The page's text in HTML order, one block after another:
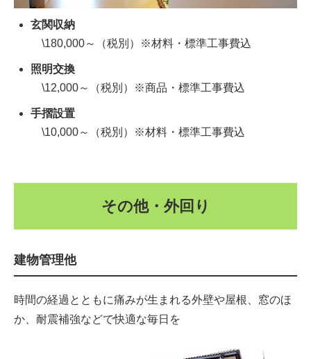
玄関収納
\180,000～（税別）※材料・標準工事費込
照明交換
\12,000～（税別）※商品・標準工事費込
手摺設置
\10,000～（税別）※材料・標準工事費込
その他・外回り
建物管理他
時間の経過とともに痛みが生まれる外壁や屋根、窓のほ
か、耐震補強などで快適な毎日を